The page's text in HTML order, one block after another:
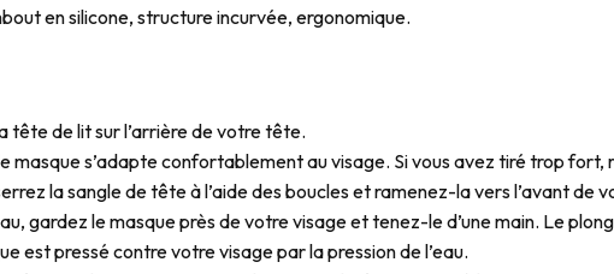
en silicone, structure incurvée, ergonomique.
tête de lit sur l’arrière de votre tête.
masque s’adapte confortablement au visage. Si vous avez tiré trop
la sangle de tête à l’aide des boucles et ramenez-la vers l’avant de
gardez le masque près de votre visage et tenez-le d’une main. Le
est pressé contre votre visage par la pression de l’eau.